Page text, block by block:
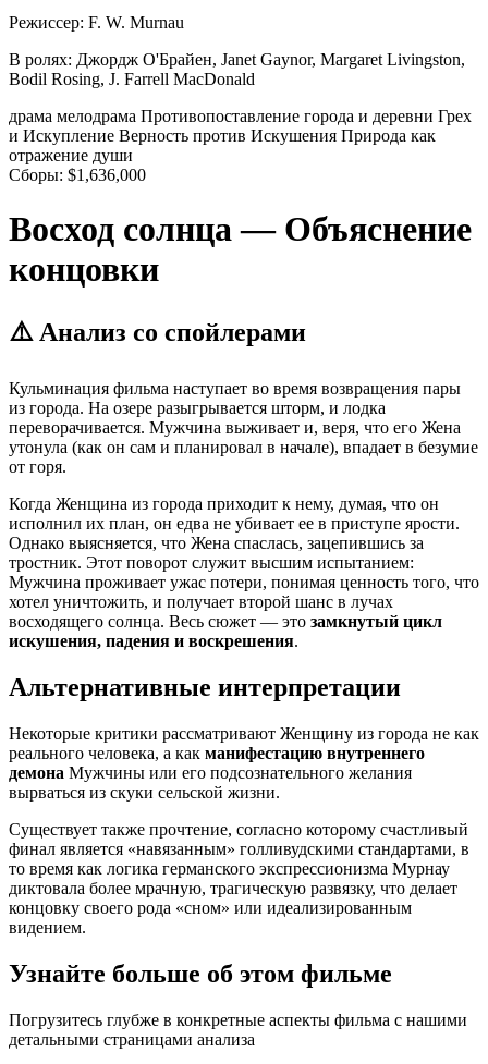
Режиссер: F. W. Murnau
В ролях: Джордж О'Брайен, Janet Gaynor, Margaret Livingston,
Bodil Rosing, J. Farrell MacDonald
драма мелодрама Противопоставление города и деревни Грех
и Искупление Верность против Искушения Природа как
отражение души
Сборы: $1,636,000
Восход солнца — Объяснение
концовки
⚠️ Анализ со спойлерами
Кульминация фильма наступает во время возвращения пары
из города. На озере разыгрывается шторм, и лодка
переворачивается. Мужчина выживает и, веря, что его Жена
утонула (как он сам и планировал в начале), впадает в безумие
от горя.
Когда Женщина из города приходит к нему, думая, что он
исполнил их план, он едва не убивает ее в приступе ярости.
Однако выясняется, что Жена спаслась, зацепившись за
тростник. Этот поворот служит высшим испытанием:
Мужчина проживает ужас потери, понимая ценность того, что
хотел уничтожить, и получает второй шанс в лучах
восходящего солнца. Весь сюжет — это замкнутый цикл
искушения, падения и воскрешения.
Альтернативные интерпретации
Некоторые критики рассматривают Женщину из города не как
реального человека, а как манифестацию внутреннего
демона Мужчины или его подсознательного желания
вырваться из скуки сельской жизни.
Существует также прочтение, согласно которому счастливый
финал является «навязанным» голливудскими стандартами, в
то время как логика германского экспрессионизма Мурнау
диктовала более мрачную, трагическую развязку, что делает
концовку своего рода «сном» или идеализированным
видением.
Узнайте больше об этом фильме
Погрузитесь глубже в конкретные аспекты фильма с нашими
детальными страницами анализа